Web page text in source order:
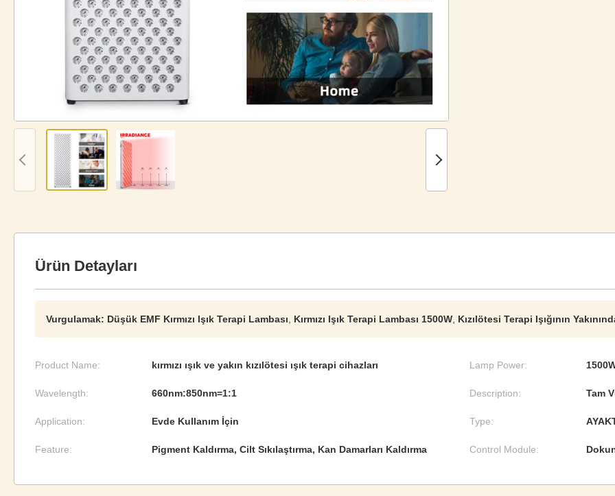
Ürün Detayları
Vurgulamak: Düşük EMF Kırmızı Işık Terapi Lambası Kırmızı Işık Terapi Lambası 1500W Kızılötesi Terapi Işığının
Product Name: kırmızı ışık ve yakın kızılötesi ışık terapi cihazları Lamp Power:
Wavelength: 660nm:850nm=1:1 Description: Tam
Application: Evde Kullanım İçin Type:
Feature: Pigment Kaldırma, Cilt Sıkılaştırma, Kan Damarları Kaldırma Control Module: